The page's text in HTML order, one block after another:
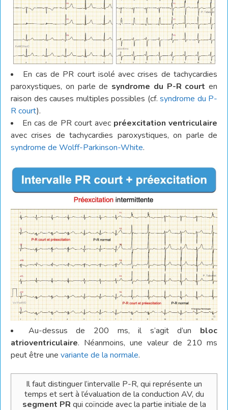
En cas de PR court isolé avec crises de tachycardies
paroxystiques, on parle de syndrome du P-R court en
raison des causes multiples possibles (cf. syndrome du P-
R court).
En cas de PR court avec préexcitation ventriculaire
avec crises de tachycardies paroxystiques, on parle de
syndrome de Wolff-Parkinson-White.
Au-dessus de 200 ms, il s’agit d’un bloc
atrioventriculaire. Néanmoins, une valeur de 210 ms
peut être une variante de la normale.
Il faut distinguer l’intervalle P-R, qui représente un
temps et sert à l’évaluation de la conduction AV, du
segment PR qui coïncide avec la partie initiale de la